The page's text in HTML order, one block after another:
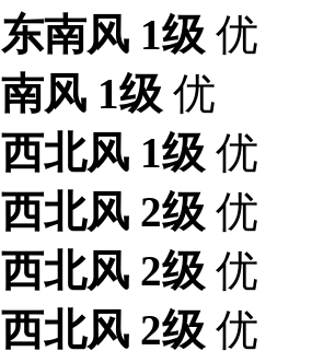
东南风 1级 优
南风 1级 优
西北风 1级 优
西北风 2级 优
西北风 2级 优
西北风 2级 优